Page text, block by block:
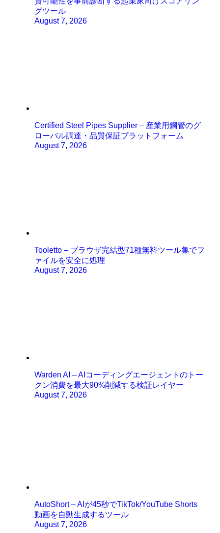
グツール
August 7, 2026
Certified Steel Pipes Supplier – 産業用鋼管のグ
ローバル調達・品質保証プラットフォーム
August 7, 2026
Tooletto – ブラウザ完結型71種無料ツール集でフ
ァイルを安全に処理
August 7, 2026
Warden AI – AIコーディングエージェントのトー
クン消費を最大90%削減する検証レイヤー
August 7, 2026
AutoShort – AIが45秒でTikTok/YouTube Shorts
動画を自動生成するツール
August 7, 2026